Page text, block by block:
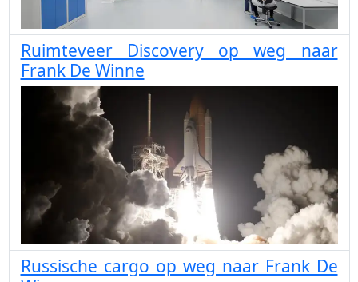
Ruimteveer Discovery op weg naar
Frank De Winne
Russische cargo op weg naar Frank De